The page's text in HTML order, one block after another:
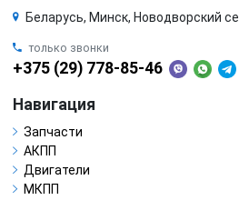
Беларусь, Минск, Новодворский
только звонки
+375 (29) 778-85-46
Навигация
Запчасти
АКПП
Двигатели
МКПП